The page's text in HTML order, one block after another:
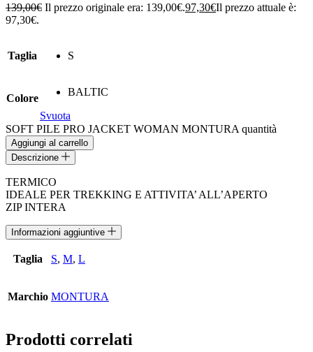
139,00€ Il prezzo originale era: 139,00€.97,30€Il prezzo attuale è:
97,30€.
Taglia S
Colore
BALTIC
Svuota
SOFT PILE PRO JACKET WOMAN MONTURA quantità
Aggiungi al carrello
Descrizione
TERMICO
IDEALE PER TREKKING E ATTIVITA’ ALL’APERTO
ZIP INTERA
Informazioni aggiuntive
Taglia S, M, L
Marchio MONTURA
Prodotti correlati